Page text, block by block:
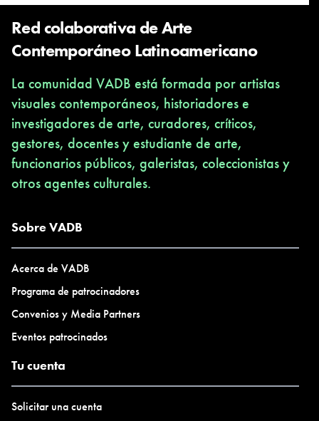
Red colaborativa de Arte
Contemporáneo Latinoamericano
La comunidad VADB está formada por artistas
visuales contemporáneos, historiadores e
investigadores de arte, curadores, críticos,
gestores, docentes y estudiante de arte,
funcionarios públicos, galeristas, coleccionistas y
otros agentes culturales.
Sobre VADB
Acerca de VADB
Programa de patrocinadores
Convenios y Media Partners
Eventos patrocinados
Tu cuenta
Solicitar una cuenta